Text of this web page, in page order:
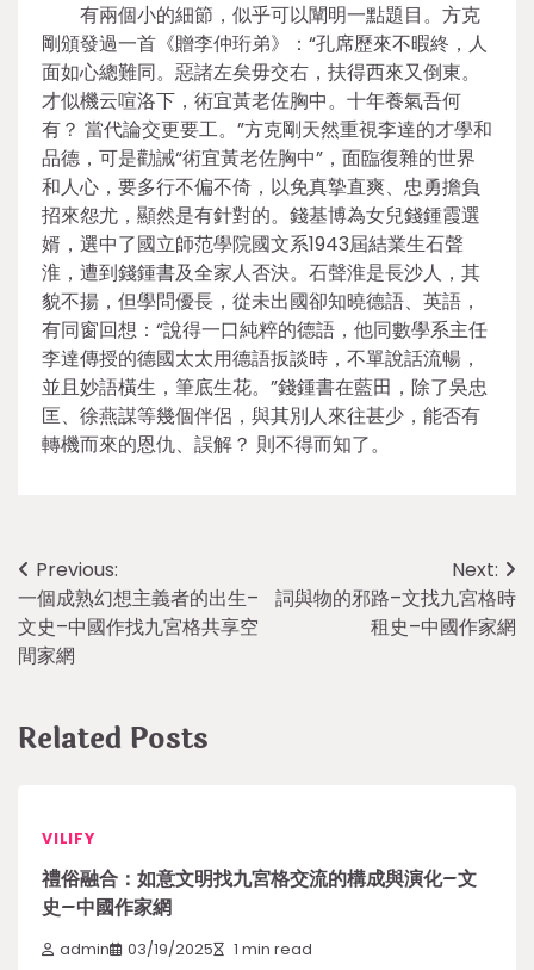
有兩個小的細節，似乎可以闡明一點題目。方克
剛頒發過一首《贈李仲珩弟》：“孔席歷來不暇終，人
面如心總難同。惡諸左矣毋交右，扶得西來又倒東。
才似機云喧洛下，術宜黃老佐胸中。十年養氣吾何
有？ 當代論交更要工。”方克剛天然重視李達的才學和
品德，可是勸誡“術宜黃老佐胸中”，面臨復雜的世界
和人心，要多行不偏不倚，以免真摯直爽、忠勇擔負
招來怨尤，顯然是有針對的。錢基博為女兒錢鍾霞選
婿，選中了國立師范學院國文系1943屆結業生石聲
淮，遭到錢鍾書及全家人否決。石聲淮是長沙人，其
貌不揚，但學問優長，從未出國卻知曉德語、英語，
有同窗回想：“說得一口純粹的德語，他同數學系主任
李達傳授的德國太太用德語扳談時，不單說話流暢，
並且妙語橫生，筆底生花。”錢鍾書在藍田，除了吳忠
匡、徐燕謀等幾個伴侶，與其別人來往甚少，能否有
轉機而來的恩仇、誤解？ 則不得而知了。
Post
navigation
Previous:
一個成熟幻想主義者的出生–
文史–中國作找九宮格共享空
間家網
Next:
詞與物的邪路–文找九宮格時
租史–中國作家網
Related Posts
VILIFY
禮俗融合：如意文明找九宮格交流的構成與演化–文
史–中國作家網
admin 03/19/2025 1 min read